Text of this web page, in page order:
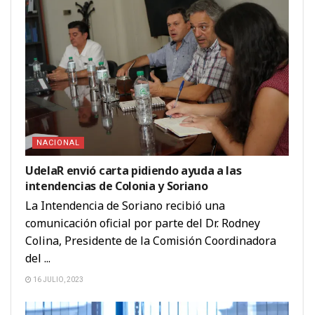
NACIONAL
UdelaR envió carta pidiendo ayuda a las
intendencias de Colonia y Soriano
La Intendencia de Soriano recibió una
comunicación oficial por parte del Dr. Rodney
Colina, Presidente de la Comisión Coordinadora
del ...
16 JULIO, 2023